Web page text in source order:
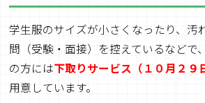
学生服のサイズが小さくなったり、汚
問（受験・面接）を控えているなどで
の方には下取りサービス（１０月２９
用意しています。